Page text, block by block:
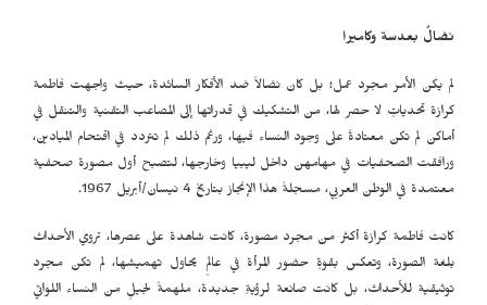
نضالٌ بعدسة وكاميرا
لم يكن الأمر مجرد عمل؛ بل كان نضالاً ضد الأفكار السائدة، حيث واجهت فاطمة
كرازة تحدياتٍ لا حصر لها، من التشكيك في قدراتها إلى المصاعب التقنية والتنقل في
أماكن لم تكن معتادةً على وجود النساء فيها، ورغم ذلك لم تتردد في اقتحام الميادين،
ورافقت الصحفيات في مهامهن داخل ليبيا وخارجها، لتصبح أول مصورة صحفية
معتمدة في الوطن العربي، مسجلةً هذا الإنجاز بتاريخ 4 نيسان/أبريل 1967.
كانت فاطمة كرازة أكثر من مجرد مصورة، كانت شاهدة على عصرها، تروي الأحداث
بلغة الصورة، وتعكس بقوةٍ حضور المرأة في عالمٍ يحاول تهميشها، لم تكن مجرد
توثيقية للأحداث، بل كانت صانعة لرؤيةٍ جديدة، ملهمةً لجيلٍ من النساء اللواتي